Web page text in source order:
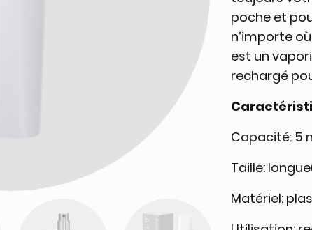
poche et
n’importe
est un
rechargé
Capacité: 5
Taille:
Matériel: